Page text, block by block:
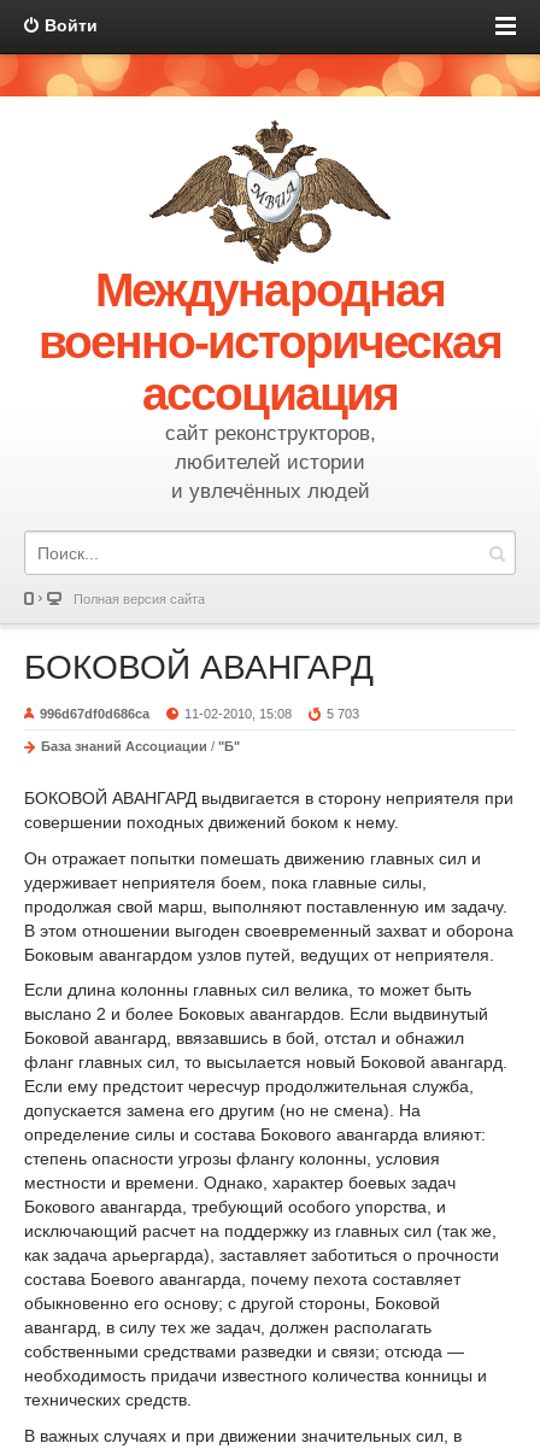
Войти
Международная
военно-историческая
ассоциация
сайт реконструкторов,
любителей истории
и увлечённых людей
Полная версия сайта
БОКОВОЙ АВАНГАРД
996d67df0d686ca 11-02-2010, 15:08 5 703
База знаний Ассоциации / "Б"
БОКОВОЙ АВАНГАРД выдвигается в сторону неприятеля при
совершении походных движений боком к нему.
Он отражает попытки помешать движению главных сил и
удерживает неприятеля боем, пока главные силы,
продолжая свой марш, выполняют поставленную им задачу.
В этом отношении выгоден своевременный захват и оборона
Боковым авангардом узлов путей, ведущих от неприятеля.
Если длина колонны главных сил велика, то может быть
выслано 2 и более Боковых авангардов. Если выдвинутый
Боковой авангард, ввязавшись в бой, отстал и обнажил
фланг главных сил, то высылается новый Боковой авангард.
Если ему предстоит чересчур продолжительная служба,
допускается замена его другим (но не смена). На
определение силы и состава Бокового авангарда влияют:
степень опасности угрозы флангу колонны, условия
местности и времени. Однако, характер боевых задач
Бокового авангарда, требующий особого упорства, и
исключающий расчет на поддержку из главных сил (так же,
как задача арьергарда), заставляет заботиться о прочности
состава Боевого авангарда, почему пехота составляет
обыкновенно его основу; с другой стороны, Боковой
авангард, в силу тех же задач, должен располагать
собственными средствами разведки и связи; отсюда —
необходимость придачи известного количества конницы и
технических средств.
В важных случаях и при движении значительных сил, в